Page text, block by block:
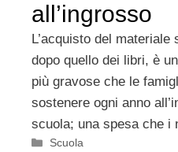
all’ingrosso
L’acquisto del materiale
dopo quello dei libri, è
più gravose che le
sostenere ogni anno
scuola; una spesa che i
Categorie
Scuola